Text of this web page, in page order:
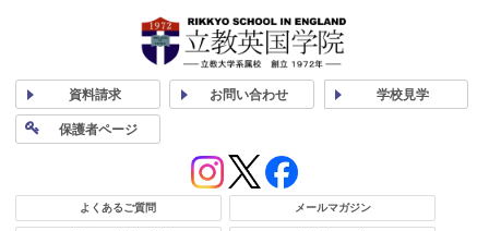
資料請求 お問い合わせ 学校見学
保護者ページ
よくあるご質問 メールマガジン